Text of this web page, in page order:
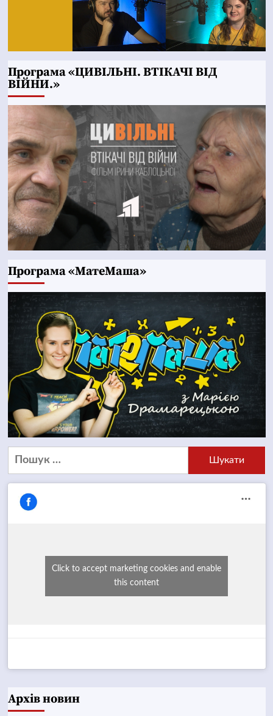
Програма «ЦИВІЛЬНІ. ВТІКАЧІ ВІД
ВІЙНИ.»
Програма «МатеМаша»
Пошук:
Click to accept marketing cookies and enable
this content
Архів новин